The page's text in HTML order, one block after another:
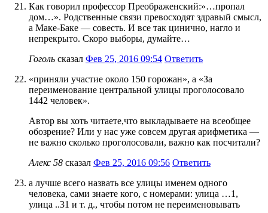
Как говорил профессор Преображенский:»…пропал
дом…». Родственные связи превосходят здравый смысл,
а Маке-Баке — совесть. И все так цинично, нагло и
непрекрыто. Скоро выборы, думайте…
Гоголь сказал Фев 25, 2016 09:54 Ответить
«приняли участие около 150 горожан», а «За
переименование центральной улицы проголосовало
1442 человек».
Автор вы хоть читаете,что выкладываете на всеобщее
обозрение? Или у нас уже совсем другая арифметика —
не важно сколько проголосовали, важно как посчитали?
Алекс 58 сказал Фев 25, 2016 09:56 Ответить
а лучше всего назвать все улицы именем одного
человека, сами знаете кого, с номерами: улица …1,
улица ..31 и т. д., чтобы потом не переименовывать